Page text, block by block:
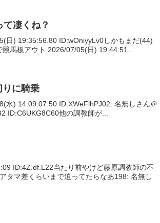
凄くね？
日) 19:35:56.80 ID:wOniyyLv0しかもまだ(44)
馬板アウト 2026/07/05(日) 19:44:51...
りに騎乗
水) 14:09:07.50 ID:XWeFlhPJ02: 名無しさん＠
ID:C6UKG8C60他の調教師が...
ID:4Z.df.L22当たり前やけど藤原調教師の不
タマ差くらいまで迫ってたらなあ198: 名無し